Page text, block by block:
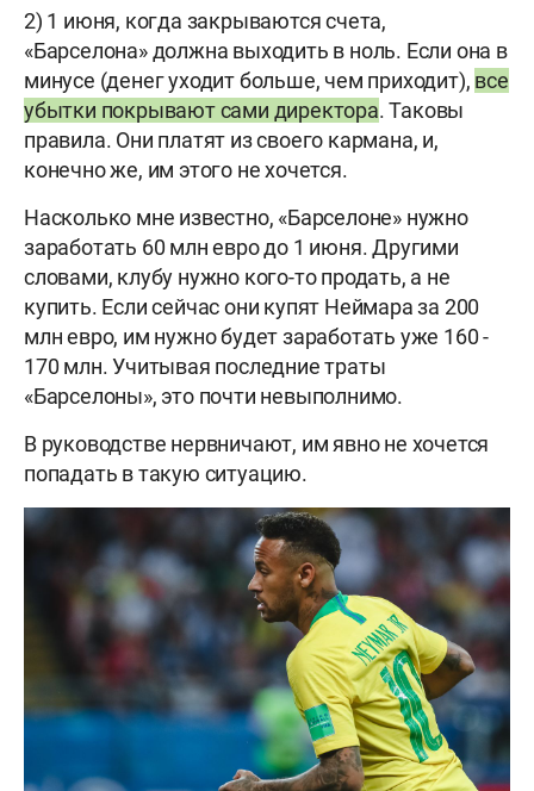
2) 1 июня, когда закрываются счета,
«Барселона» должна выходить в ноль. Если она в
минусе (денег уходит больше, чем приходит), все
убытки покрывают сами директора. Таковы
правила. Они платят из своего кармана, и,
конечно же, им этого не хочется.
Насколько мне известно, «Барселоне» нужно
заработать 60 млн евро до 1 июня. Другими
словами, клубу нужно кого-то продать, а не
купить. Если сейчас они купят Неймара за 200
млн евро, им нужно будет заработать уже 160 -
170 млн. Учитывая последние траты
«Барселоны», это почти невыполнимо.
В руководстве нервничают, им явно не хочется
попадать в такую ситуацию.